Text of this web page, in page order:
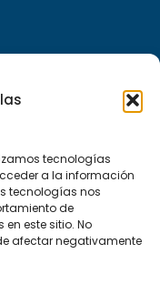
tecnologías
a la información
tecnologías nos
de
este sitio. No
afectar negativamente